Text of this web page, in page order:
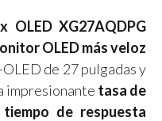
OLED XG27AQDPG
OLED más veloz
de 27 pulgadas y
impresionante tasa de
de respuesta